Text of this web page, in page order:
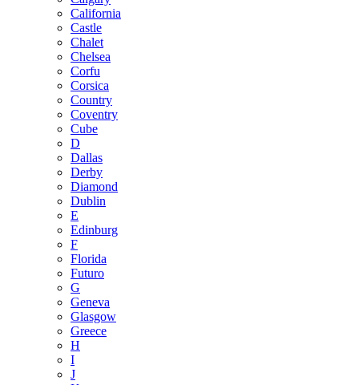
California
Castle
Chalet
Chelsea
Corfu
Corsica
Country
Coventry
Cube
D
Dallas
Derby
Diamond
Dublin
E
Edinburg
F
Florida
Futuro
G
Geneva
Glasgow
Greece
H
I
J